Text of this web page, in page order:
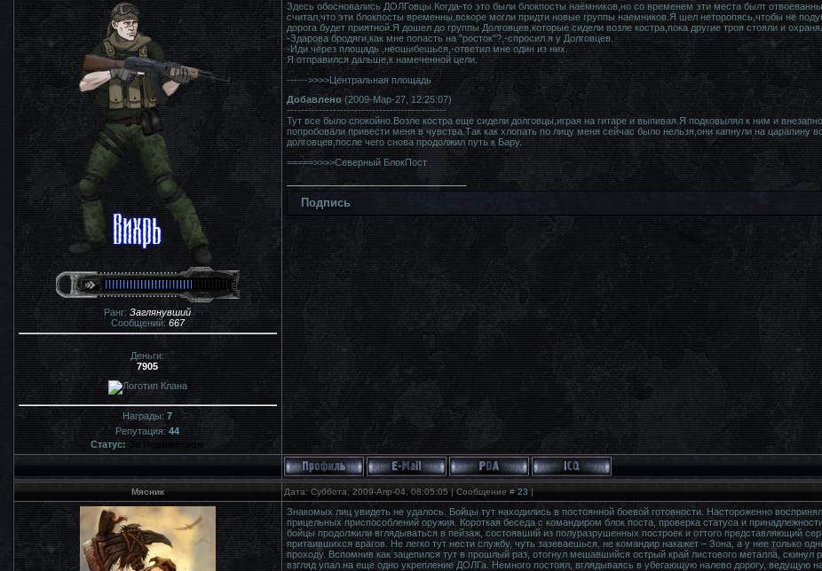
Ранг: Заглянувший
Сообщений: 667
Деньги:
7905
Награды:7
Репутация: 44
Статус: За Периметром
Здесь обосновались ДОЛГовцы.Когда-то это были блокпосты наёмников,но со временем эти места былт
считал,что эти блокпосты временны,вскоре могли придти новые группы наемников.Я шел неторопясь,чтобы не
дорога будет приятной.Я дошел до группы Долговцев,которые сидели возле костра,пока другие троя стояли и
-Здарова бродяги,как мне попасть на "росток"?,-спросил я у Долговцев.
-Иди через площадь ,неошибешься,-ответил мне один из них.
Я отправился дальше,к намеченной цели.
------>>>>Центральная площадь
Добавлено(2009-Мар-27, 12:25:07)
---------------------------------------------
Тут все было спокойно.Возле костра еще сидели долговцы,играя на гитаре и выпивая.Я подковылял к ним и
попробовали привести меня в чувства.Так как хлопать по лицу меня сейчас было нельзя,они капнули на царапину
долговцев,после чего снова продолжил путь к Бару.
=====>>>>Северный БлокПост
Подпись
Мясник Дата: Суббота, 2009-Апр-04, 08:05:05 | Сообщение # 23 |
Знакомых лиц увидеть не удалось. Бойцы тут находились в постоянной боевой готовности. Настороженно
прицельных приспособлений оружия. Короткая беседа с командиром блок поста, проверка статуса и
бойцы продолжили вглядываться в пейзаж, состоявший из полуразрушенных построек и оттого представляющий
притаившихся врагов. Не легко тут нести службу, чуть зазеваешься, не командир накажет – Зона, а у нее только
проходу. Вспомнив как зацепился тут в прошлый раз, отогнул мешавшийся острый край листового металла, скинул
взгляд упал на еще одно укрепление ДОЛГа. Немного постоял, вглядываясь в убегающую налево дорогу, ведущую